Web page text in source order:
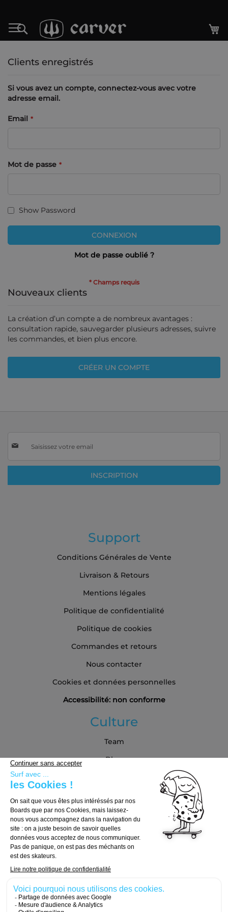
au
contenu
Rechercher
Clients enregistrés
Si vous avez un compte, connectez-vous avec votre
adresse email.
Email
Mot de passe
Show Password
CONNEXION
Mot de passe oublié ?
Nouveaux clients
La création d’un compte a de nombreux avantages :
consultation rapide, sauvegarder plusieurs adresses, suivre
les commandes, et bien plus encore.
CRÉER UN COMPTE
lettre
:
INSCRIPTION
Support
Conditions Générales de Vente
Livraison & Retours
Mentions légales
Politique de confidentialité
Politique de cookies
Commandes et retours
Nous contacter
Cookies et données personnelles
Accessibilité: non conforme
Culture
Team
Blog
Guide d'achat
Choisir sa board
Choisir ses roues